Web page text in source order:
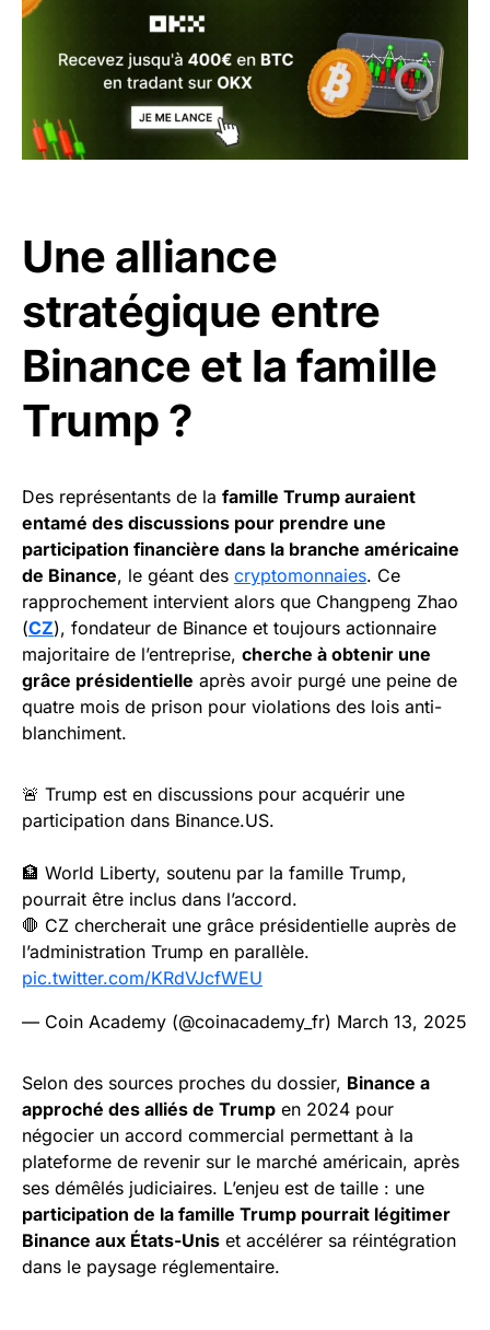
Une alliance
stratégique entre
Binance et la famille
Trump ?
Des représentants de la famille Trump auraient
entamé des discussions pour prendre une
participation financière dans la branche américaine
de Binance, le géant des cryptomonnaies. Ce
rapprochement intervient alors que Changpeng Zhao
(CZ), fondateur de Binance et toujours actionnaire
majoritaire de l’entreprise, cherche à obtenir une
grâce présidentielle après avoir purgé une peine de
quatre mois de prison pour violations des lois anti-
blanchiment.
🚨 Trump est en discussions pour acquérir une
participation dans Binance​.US.
🏦 World Liberty, soutenu par la famille Trump,
pourrait être inclus dans l’accord.
🛑 CZ chercherait une grâce présidentielle auprès de
l’administration Trump en parallèle.
pic.twitter.com/KRdVJcfWEU
— Coin Academy (@coinacademy_fr) March 13, 2025
Selon des sources proches du dossier, Binance a
approché des alliés de Trump en 2024 pour
négocier un accord commercial permettant à la
plateforme de revenir sur le marché américain, après
ses démêlés judiciaires. L’enjeu est de taille : une
participation de la famille Trump pourrait légitimer
Binance aux États-Unis et accélérer sa réintégration
dans le paysage réglementaire.